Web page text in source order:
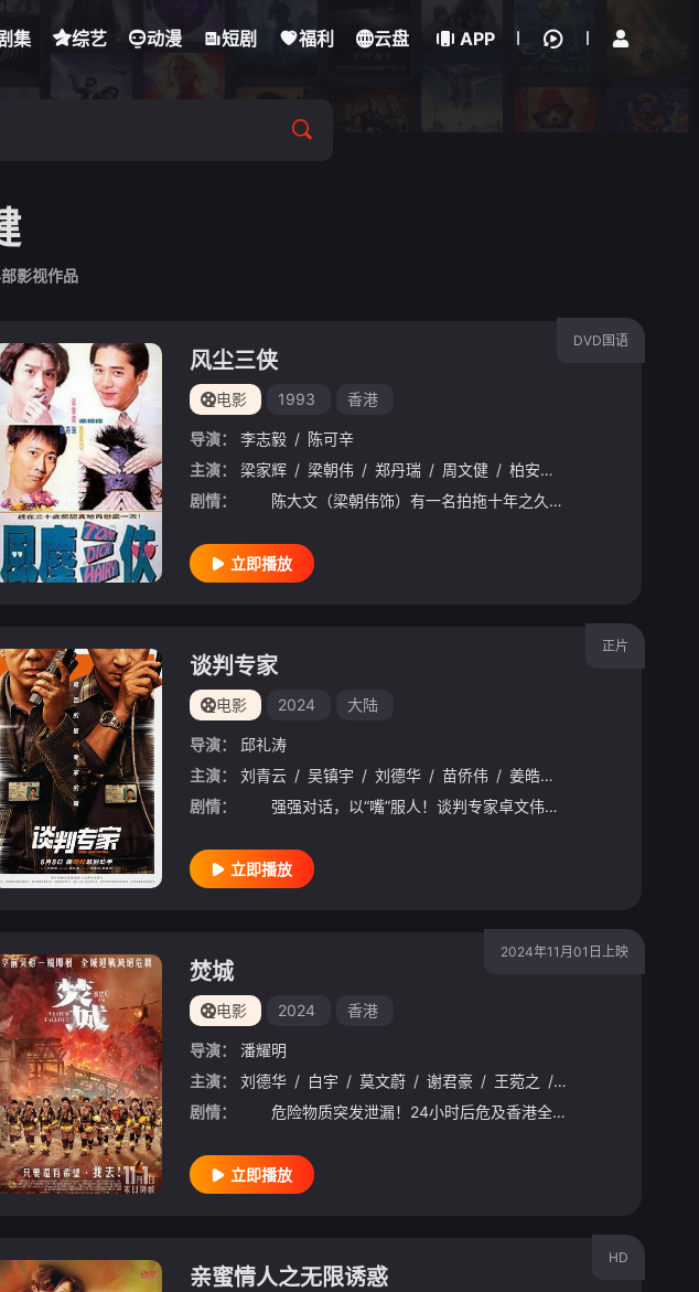
集 综艺 动漫 短剧 福利 云盘 APP
部影视作品
/ 休·博纳维尔 / 周润发 / 郭富城 / 梁家辉 / 古天乐 / 元彪 / 叶童 / 陈以文
DVD国语
风尘三侠
电影 1993 香港
导演： 李志毅 / 陈可辛
主演：
梁家辉 / 梁朝伟 / 郑丹瑞 / 周文健 / 柏安妮
剧情：
陈大文（梁朝伟饰）有一名拍拖十年之久的女友（刘锦玲饰），两人将近结婚。他与好友程仁（梁家辉饰）、毛周朱（郑丹瑞饰）住在一起。每个晚上程仁都会带不同女生回家，毛周朱则胆小如鼠，不敢与女性交往。 他
立即播放
周文健 / 李子雄 / 吴启华 / 李婉华 / 翁杏兰 / 曾近荣 / 潘芳芳 / 陈德森
正片
谈判专家
电影 2024 大陆
导演：
邱礼涛
主演：
刘青云 / 吴镇宇 / 刘德华 / 苗侨伟 / 姜皓文
剧情：
强强对话，以“嘴”服人！谈判专家卓文伟（刘青云饰）意外成为一桩命案的头号嫌犯，被逼无奈下他占领警署挟持警察作人质，并指定前谈判专家谢家俊（吴镇宇饰）与自己对话。擅长攻心的谢家俊与技巧高超的卓文伟反
立即播放
黄斌 / 苑琼丹
2024年11月01日上映
焚城
电影 2024 香港
导演：
潘耀明
主演：
刘德华 / 白宇 / 莫文蔚 / 谢君豪 / 王菀之 / 王丹妮
剧情：
危险物质突发泄漏！24小时后危及香港全城。 如何及时阻止这场末日灾难，专家范伟立（刘德华饰）与Cecilia（莫文蔚饰）各执一词。同时，消防队长黎杰峰（白宇饰）和队友已奉命奔赴未知前线。 随着
立即播放
HD
亲蜜情人之无限诱惑